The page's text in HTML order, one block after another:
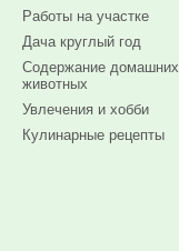
Работы на участке
Дача круглый год
Содержание домашних
животных
Увлечения и хобби
Кулинарные рецепты